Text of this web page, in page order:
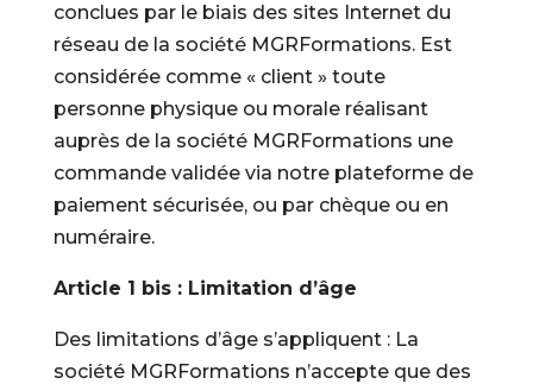
conclues par le biais des sites Internet du
réseau de la société MGRFormations. Est
considérée comme « client » toute
personne physique ou morale réalisant
auprès de la société MGRFormations une
commande validée via notre plateforme de
paiement sécurisée, ou par chèque ou en
numéraire.
Article 1 bis : Limitation d’âge
Des limitations d’âge s’appliquent : La
société MGRFormations n’accepte que des